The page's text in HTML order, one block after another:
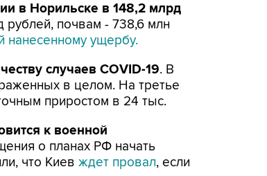
в Норильске в 148,2 млрд
почвам - 738,6 млн
нанесенному ущербу.
случаев COVID-19. В
в целом. На третье
приростом в 24 тыс.
к военной
о планах РФ начать
что Киев ждет провал, если